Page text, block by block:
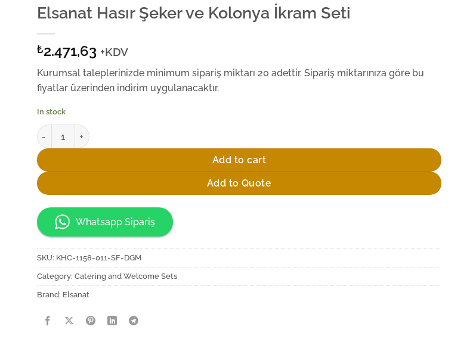
Elsanat Hasır Şeker ve Kolonya İkram Seti
₺2.471,63 +KDV
Kurumsal taleplerinizde minimum sipariş miktarı 20 adettir. Sipariş miktarınıza göre bu
fiyatlar üzerinden indirim uygulanacaktır.
In stock
Elsanat Hasır Şeker ve Kolonya İkram Seti quantity
Add to cart
Add to Quote
Whatsapp Sipariş
SKU: KHC-1158-011-SF-DGM
Category: Catering and Welcome Sets
Brand: Elsanat